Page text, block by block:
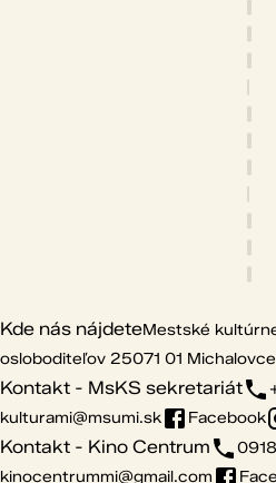
Kde nás nájdeteMestské
osloboditeľov 25071 01 Michalovce
Kontakt - MsKS sekretariát
kulturami@msumi.sk
Facebook
Kontakt - Kino Centrum
kinocentrummi@gmail.com